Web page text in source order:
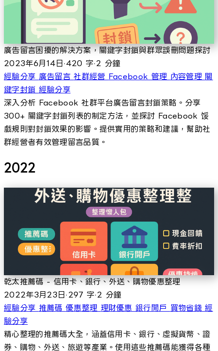
廣告留言困擾的解決方案，關鍵字封鎖與群眾誤刪問題探討
2023年6月14日·420 字·2 分鐘
經驗分享廣告留言社群經營Facebook 管理內容管理關
鍵字封鎖經驗分享
深入分析 Facebook 社群平台廣告留言封鎖策略。分享
300+ 關鍵字封鎖列表的制定方法，並探討 Facebook 馁
戲規則對封鎖效果的影響。提供實用的策略和建議，幫助社
群經營者有效管理留言品質。
2022
乾太推薦碼 - 信用卡、銀行、外送、購物優惠整理
2022年3月23日·297 字·2 分鐘
經驗分享推薦碼優惠整理理財優惠銀行開戶買物省錢經
驗分享
精心整理的推薦碼大全，涵蓋信用卡、銀行、虛擬貨幣、證
券、購物、外送、旅遊等產業。使用這些推薦碼能獲得各種